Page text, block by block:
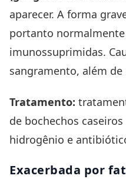
aparecer. A forma
portanto
imunossuprimidas.
sangramento, além
Tratamento:
de bochechos
hidrogênio e
Exacerbada por